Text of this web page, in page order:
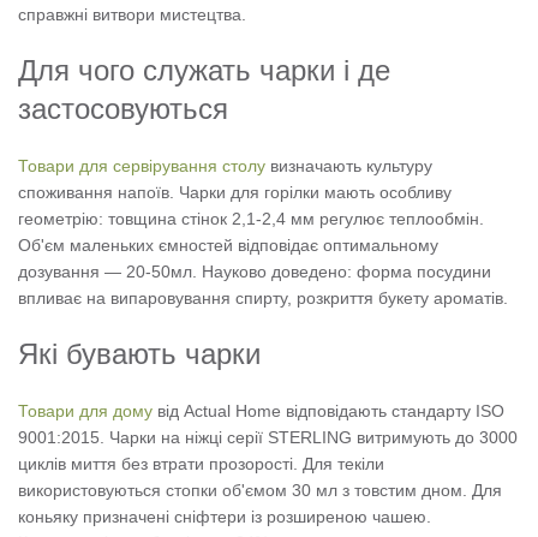
справжні витвори мистецтва.
Для чого служать чарки і де
застосовуються
Товари для сервірування столу визначають культуру
споживання напоїв. Чарки для горілки мають особливу
геометрію: товщина стінок 2,1-2,4 мм регулює теплообмін.
Об'єм маленьких ємностей відповідає оптимальному
дозування — 20-50мл. Науково доведено: форма посудини
впливає на випаровування спирту, розкриття букету ароматів.
Які бувають чарки
Товари для дому від Actual Home відповідають стандарту ISO
9001:2015. Чарки на ніжці серії STERLING витримують до 3000
циклів миття без втрати прозорості. Для текіли
використовуються стопки об'ємом 30 мл з товстим дном. Для
коньяку призначені сніфтери із розширеною чашею.